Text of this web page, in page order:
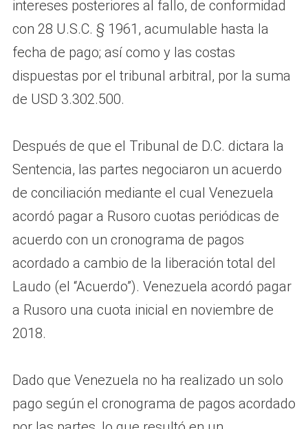
intereses posteriores al fallo, de conformidad
con 28 U.S.C. § 1961, acumulable hasta la
fecha de pago; así como y las costas
dispuestas por el tribunal arbitral, por la suma
de USD 3.302.500.
Después de que el Tribunal de D.C. dictara la
Sentencia, las partes negociaron un acuerdo
de conciliación mediante el cual Venezuela
acordó pagar a Rusoro cuotas periódicas de
acuerdo con un cronograma de pagos
acordado a cambio de la liberación total del
Laudo (el “Acuerdo”). Venezuela acordó pagar
a Rusoro una cuota inicial en noviembre de
2018.
Dado que Venezuela no ha realizado un solo
pago según el cronograma de pagos acordado